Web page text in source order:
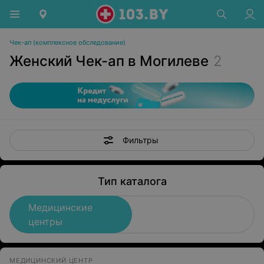
Чек-ап (комплексное обследование)
Женский Чек-ап в Могилеве 2
Фильтры
Тип каталога
Медицинские
центры
МЕДИЦИНСКИЙ ЦЕНТР